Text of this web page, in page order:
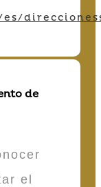
de
el